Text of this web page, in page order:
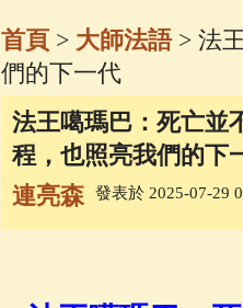
一切如來心秘
釋迦牟尼佛傳
善財童子五十
首頁> 大師法語> 法
們的下一代
法王噶瑪巴：死亡並
程，也照亮我們的下
連亮森 發表於 2025-07-29